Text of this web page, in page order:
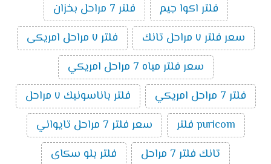
فلتر اكوا جيم
فلتر 7 مراحل بخزان
سعر فلتر ٧ مراحل تانك
فلتر ٧ مراحل امريكى
سعر فلتر مياه 7 مراحل امريكي
فلتر 7 مراحل امريكي
فلتر باناسونيك ٧ مراحل
puricom فلتر
سعر فلتر 7 مراحل تايواني
تانك فلتر 7 مراحل
فلتر بلو سكاى